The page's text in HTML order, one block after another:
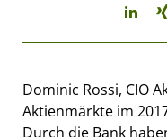
Dominic Rossi, CIO
Aktienmärkte im
Durch die Bank